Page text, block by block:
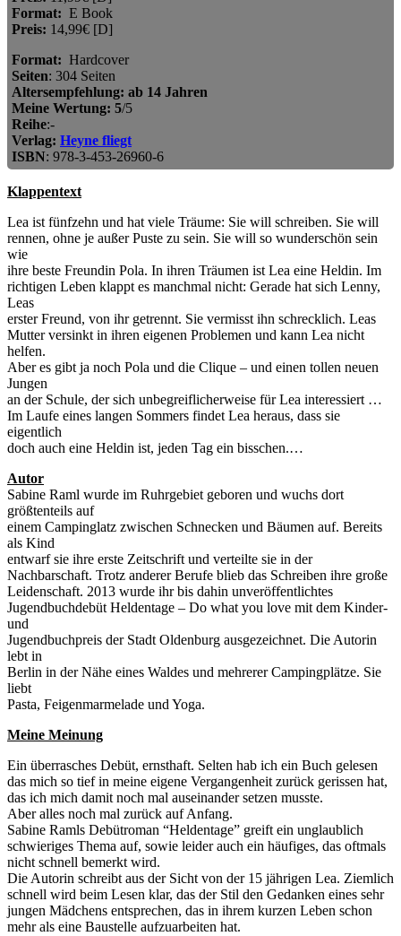
Format: E Book
Preis: 14,99€ [D]
Format: Hardcover
Seiten: 304 Seiten
Altersempfehlung: ab 14 Jahren
Meine Wertung: 5/5
Reihe:-
Verlag: Heyne fliegt
ISBN: 978-3-453-26960-6
Klappentext
Lea ist fünfzehn und hat viele Träume: Sie will schreiben. Sie will
rennen, ohne je außer Puste zu sein. Sie will so wunderschön sein
wie
ihre beste Freundin Pola. In ihren Träumen ist Lea eine Heldin. Im
richtigen Leben klappt es manchmal nicht: Gerade hat sich Lenny,
Leas
erster Freund, von ihr getrennt. Sie vermisst ihn schrecklich. Leas
Mutter versinkt in ihren eigenen Problemen und kann Lea nicht
helfen.
Aber es gibt ja noch Pola und die Clique – und einen tollen neuen
Jungen
an der Schule, der sich unbegreiflicherweise für Lea interessiert …
Im Laufe eines langen Sommers findet Lea heraus, dass sie
eigentlich
doch auch eine Heldin ist, jeden Tag ein bisschen.…
Autor
Sabine Raml wurde im Ruhrgebiet geboren und wuchs dort
größtenteils auf
einem Campinglatz zwischen Schnecken und Bäumen auf. Bereits
als Kind
entwarf sie ihre erste Zeitschrift und verteilte sie in der
Nachbarschaft. Trotz anderer Berufe blieb das Schreiben ihre große
Leidenschaft. 2013 wurde ihr bis dahin unveröffentlichtes
Jugendbuchdebüt Heldentage – Do what you love mit dem Kinder-
und
Jugendbuchpreis der Stadt Oldenburg ausgezeichnet. Die Autorin
lebt in
Berlin in der Nähe eines Waldes und mehrerer Campingplätze. Sie
liebt
Pasta, Feigenmarmelade und Yoga.
Meine Meinung
Ein überrasches Debüt, ernsthaft. Selten hab ich ein Buch gelesen
das mich so tief in meine eigene Vergangenheit zurück gerissen hat,
das ich mich damit noch mal auseinander setzen musste.
Aber alles noch mal zurück auf Anfang.
Sabine Ramls Debütroman “Heldentage” greift ein unglaublich
schwieriges Thema auf, sowie leider auch ein häufiges, das oftmals
nicht schnell bemerkt wird.
Die Autorin schreibt aus der Sicht von der 15 jährigen Lea. Ziemlich
schnell wird beim Lesen klar, das der Stil den Gedanken eines sehr
jungen Mädchens entsprechen, das in ihrem kurzen Leben schon
mehr als eine Baustelle aufzuarbeiten hat.